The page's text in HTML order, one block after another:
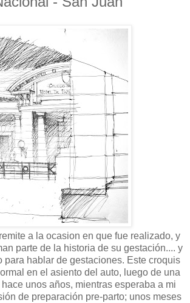
a la ocasion en que fue realizado, y
parte de la historia de su gestación.... y
para hablar de gestaciones. Este croquis
en el asiento del auto, luego de una
unos años, mientras esperaba a mi
de preparación pre-parto; unos meses